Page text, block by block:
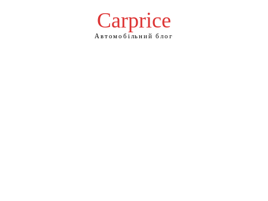
Сarprice
Автомобільний блог